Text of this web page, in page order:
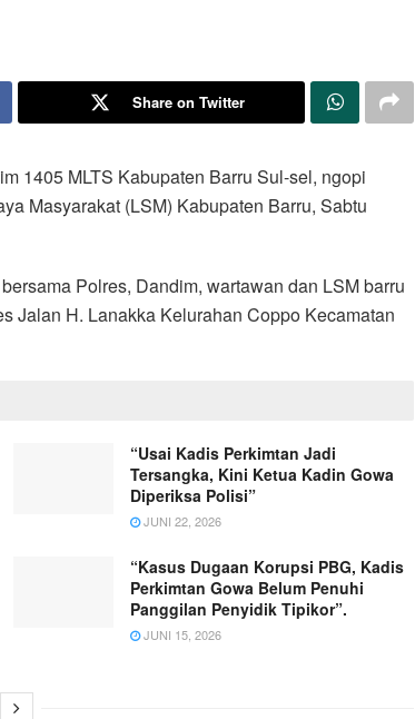
Share on Twitter
1405 MLTS Kabupaten Barru Sul-sel, ngopi
Masyarakat (LSM) Kabupaten Barru, Sabtu
Polres, Dandim, wartawan dan LSM barru
Jalan H. Lanakka Kelurahan Coppo Kecamatan
“Usai Kadis Perkimtan Jadi
Tersangka, Kini Ketua Kadin Gowa
Diperiksa Polisi”
JUNI 22, 2026
“Kasus Dugaan Korupsi PBG, Kadis
Perkimtan Gowa Belum Penuhi
Panggilan Penyidik Tipikor”.
JUNI 15, 2026